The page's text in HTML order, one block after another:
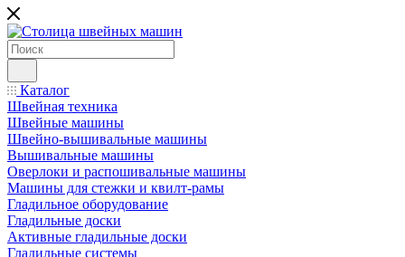
Каталог
Швейная техника
Швейные машины
Швейно-вышивальные машины
Вышивальные машины
Оверлоки и распошивальные машины
Машины для стежки и квилт-рамы
Гладильное оборудование
Гладильные доски
Активные гладильные доски
Гладильные системы